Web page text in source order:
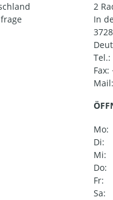
2
In
Tel.:
Fax:
Mail:
Mo:
Di:
Mi:
Do:
Fr:
Sa: